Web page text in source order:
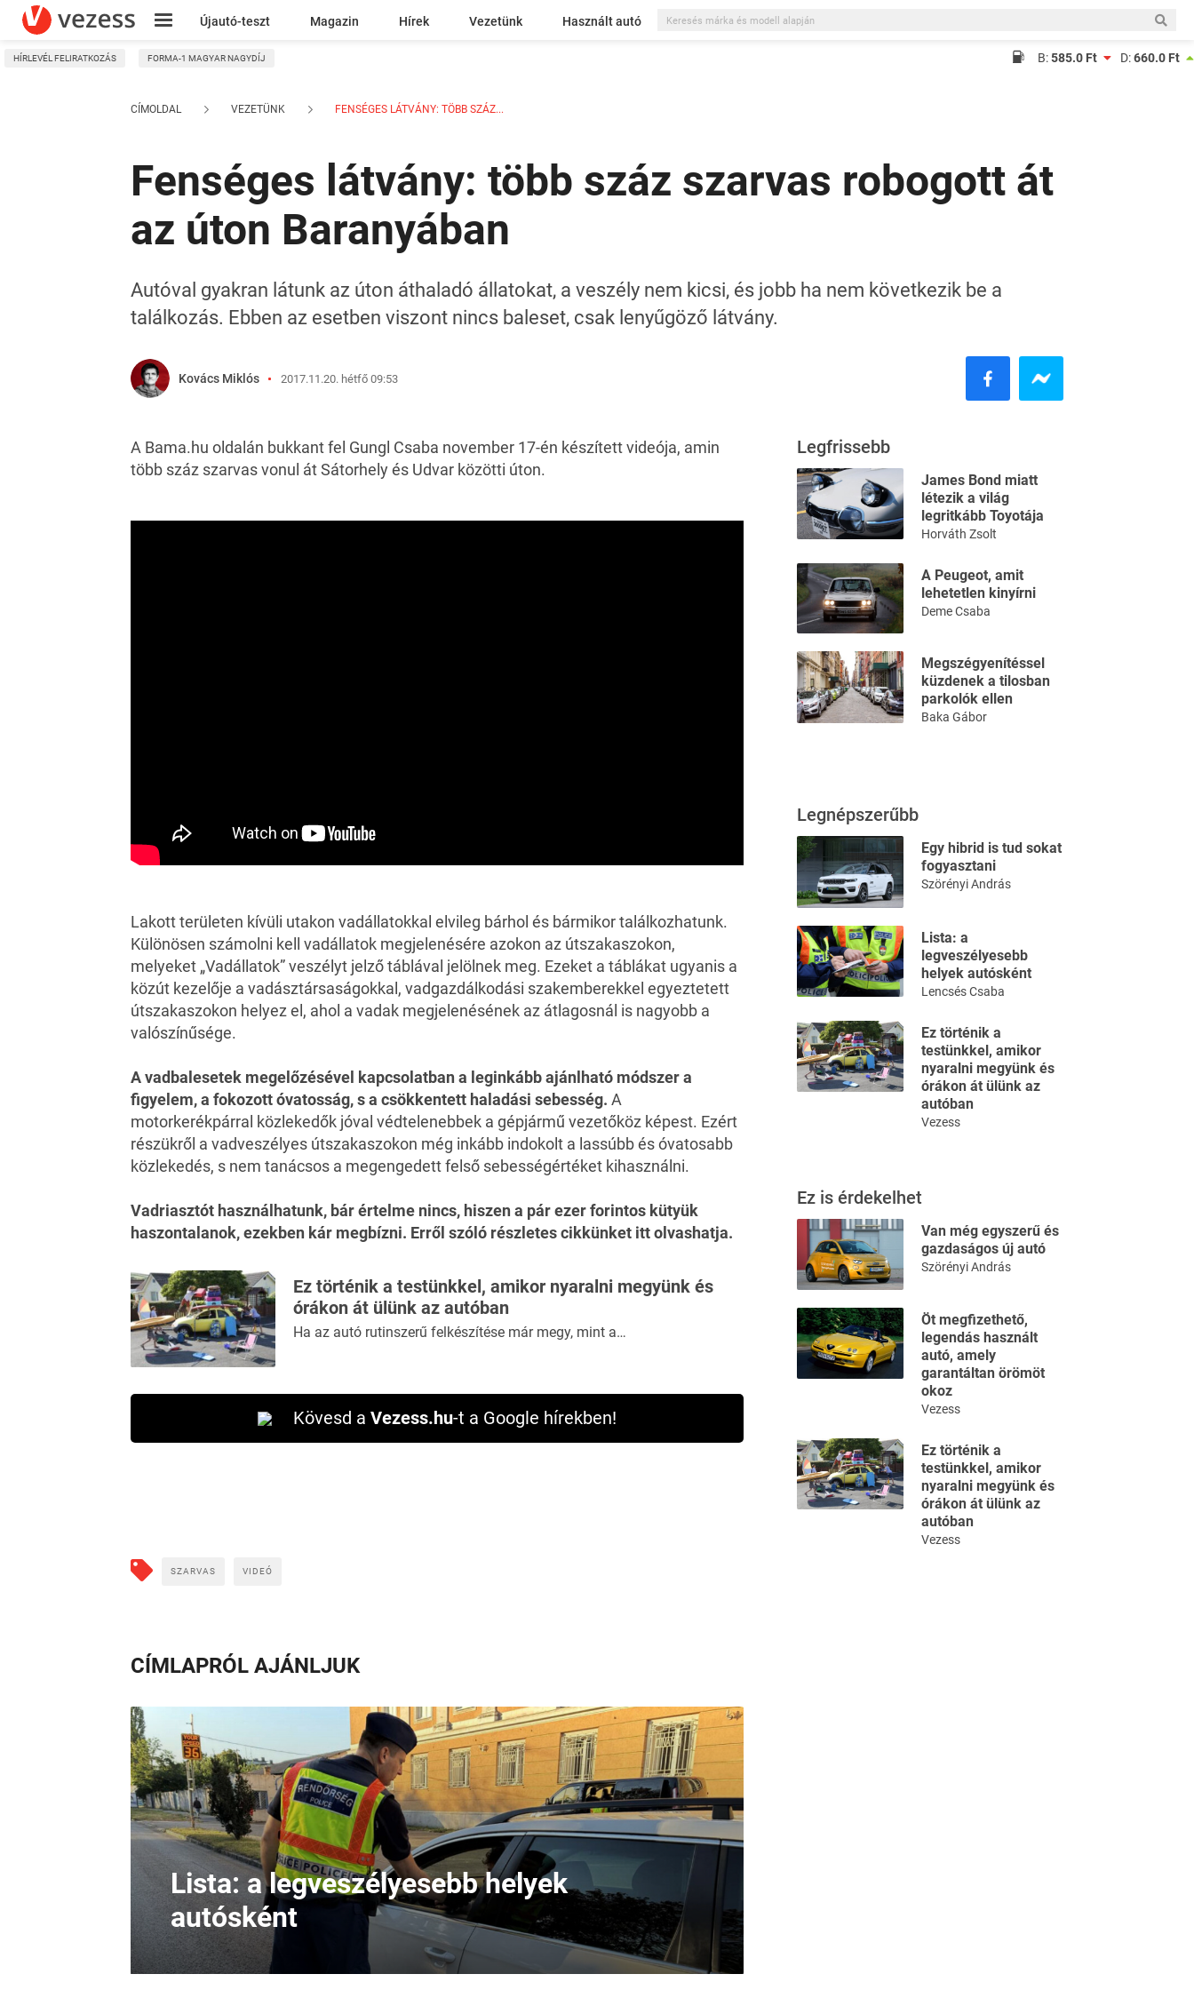
Újautó-teszt Magazin Hírek Vezetünk Használt autó
Kresz
HÍRLEVÉL FELIRATKOZÁS FORMA-1 MAGYAR NAGYDÍJ B:585.0 Ft D:660.0 Ft
CÍMOLDAL VEZETÜNK FENSÉGES LÁTVÁNY: TÖBB SZÁZ...
Fenséges látvány: több száz szarvas robogott át
az úton Baranyában
Autóval gyakran látunk az úton áthaladó állatokat, a veszély nem kicsi, és jobb ha nem következik be a
találkozás. Ebben az esetben viszont nincs baleset, csak lenyűgöző látvány.
Kovács Miklós 2017.11.20. hétfő 09:53
A Bama.hu oldalán bukkant fel Gungl Csaba november 17-én készített videója, amin
több száz szarvas vonul át Sátorhely és Udvar közötti úton.
Lakott területen kívüli utakon vadállatokkal elvileg bárhol és bármikor találkozhatunk.
Különösen számolni kell vadállatok megjelenésére azokon az útszakaszokon,
melyeket „Vadállatok” veszélyt jelző táblával jelölnek meg. Ezeket a táblákat ugyanis a
közút kezelője a vadásztársaságokkal, vadgazdálkodási szakemberekkel egyeztetett
útszakaszokon helyez el, ahol a vadak megjelenésének az átlagosnál is nagyobb a
valószínűsége.
A vadbalesetek megelőzésével kapcsolatban a leginkább ajánlható módszer a
figyelem, a fokozott óvatosság, s a csökkentett haladási sebesség. A
motorkerékpárral közlekedők jóval védtelenebbek a gépjármű vezetőköz képest. Ezért
részükről a vadveszélyes útszakaszokon még inkább indokolt a lassúbb és óvatosabb
közlekedés, s nem tanácsos a megengedett felső sebességértéket kihasználni.
Vadriasztót használhatunk, bár értelme nincs, hiszen a pár ezer forintos kütyük
haszontalanok, ezekben kár megbízni. Erről szóló részletes cikkünket itt olvashatja.
Ez történik a testünkkel, amikor nyaralni megyünk és
órákon át ülünk az autóban
Ha az autó rutinszerű felkészítése már megy, mint a…
Kövesd a Vezess.hu-t a Google hírekben!
SZARVAS VIDEÓ
CÍMLAPRÓL AJÁNLJUK
Lista: a legveszélyesebb helyek
autósként
Legfrissebb
James Bond miatt
létezik a világ
legritkább Toyotája
Horváth Zsolt
A Peugeot, amit
lehetetlen kinyírni
Deme Csaba
Megszégyenítéssel
küzdenek a tilosban
parkolók ellen
Baka Gábor
Legnépszerűbb
Egy hibrid is tud sokat
fogyasztani
Szörényi András
Lista: a
legveszélyesebb
helyek autósként
Lencsés Csaba
Ez történik a
testünkkel, amikor
nyaralni megyünk és
órákon át ülünk az
autóban
Vezess
Ez is érdekelhet
Van még egyszerű és
gazdaságos új autó
Szörényi András
Öt megfizethető,
legendás használt
autó, amely
garantáltan örömöt
okoz
Vezess
Ez történik a
testünkkel, amikor
nyaralni megyünk és
órákon át ülünk az
autóban
Vezess